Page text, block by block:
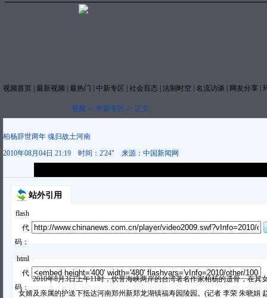
视频首页 最新视频 最热门 中新专区 社会百态 法制时空 名流访谈 网友分享
视频 -> 中新专区 -> 正文
柏杨辞世两年 魂归故土河南
2010年08月04日 21:19
时间： 2'24" 来源： 中国新闻网
站外引用
flash
代
码：
html
代
码：
2010年8月3日上午11时，饮誉海峡两岸的台湾著名作家柏杨的遗骨，在其
女婿及亲属的护送下抵达河南郑州新郑龙湖镇福寿园陵园。(记者 李荣 朱晓娟